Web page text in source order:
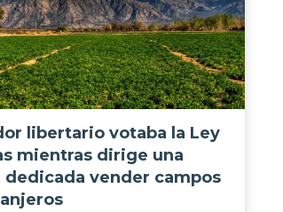
libertario votaba la Ley
mientras dirige una
dedicada vender campos